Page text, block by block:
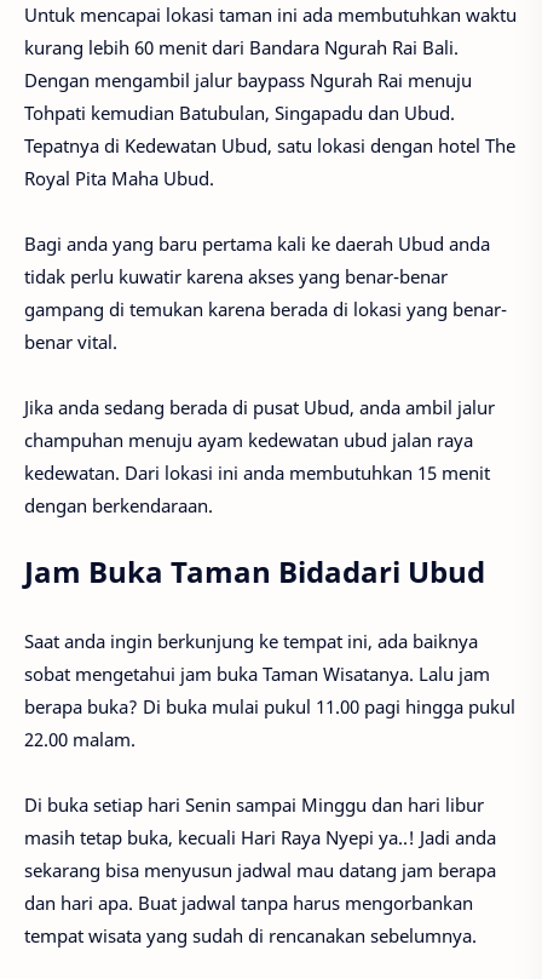
Untuk mencapai lokasi taman ini ada membutuhkan waktu
kurang lebih 60 menit dari Bandara Ngurah Rai Bali.
Dengan mengambil jalur baypass Ngurah Rai menuju
Tohpati kemudian Batubulan, Singapadu dan Ubud.
Tepatnya di Kedewatan Ubud, satu lokasi dengan hotel The
Royal Pita Maha Ubud.
Bagi anda yang baru pertama kali ke daerah Ubud anda
tidak perlu kuwatir karena akses yang benar-benar
gampang di temukan karena berada di lokasi yang benar-
benar vital.
Jika anda sedang berada di pusat Ubud, anda ambil jalur
champuhan menuju ayam kedewatan ubud jalan raya
kedewatan. Dari lokasi ini anda membutuhkan 15 menit
dengan berkendaraan.
Jam Buka Taman Bidadari Ubud
Saat anda ingin berkunjung ke tempat ini, ada baiknya
sobat mengetahui jam buka Taman Wisatanya. Lalu jam
berapa buka? Di buka mulai pukul 11.00 pagi hingga pukul
22.00 malam.
Di buka setiap hari Senin sampai Minggu dan hari libur
masih tetap buka, kecuali Hari Raya Nyepi ya..! Jadi anda
sekarang bisa menyusun jadwal mau datang jam berapa
dan hari apa. Buat jadwal tanpa harus mengorbankan
tempat wisata yang sudah di rencanakan sebelumnya.